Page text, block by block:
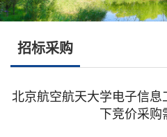
招标采购
北京航空航天大学电子信
下竞价采